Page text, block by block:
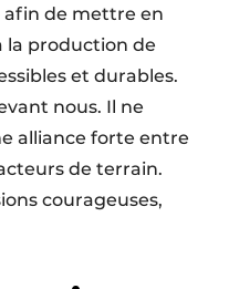
de mettre en
la production de
et durables.
nous. Il ne
alliance forte entre
de terrain.
courageuses,